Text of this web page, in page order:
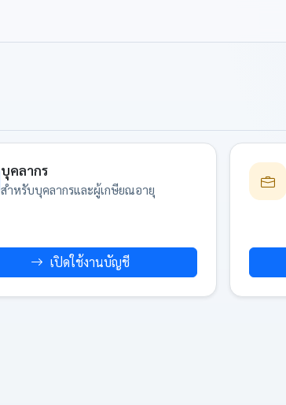
บุคลากร
สำหรับบุคลากรและผู้เกษียณอายุ
เปิดใช้งานบัญชี